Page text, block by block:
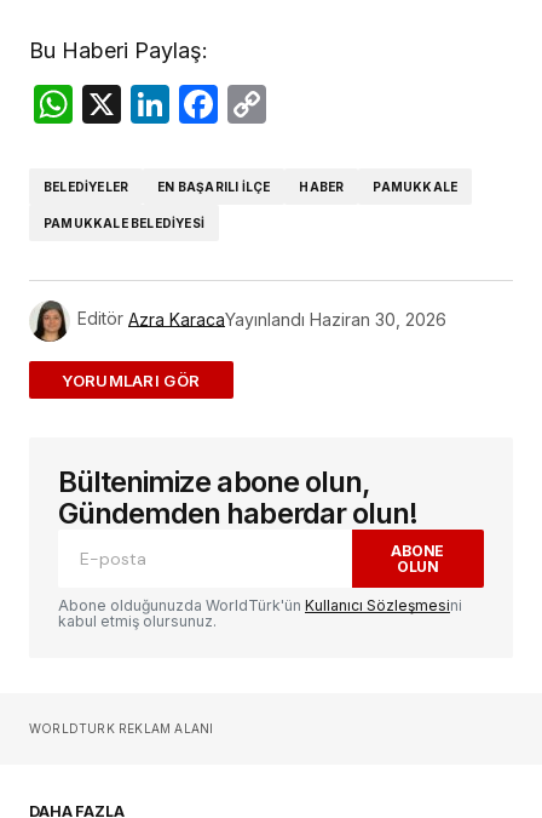
Bu Haberi Paylaş:
WhatsApp
X LinkedIn
Facebook
BELEDIYELER EN BAŞARILI ILÇE HABER PAMUKKALE
PAMUKKALE BELEDIYESI
Editör Azra KaracaYayınlandı Haziran 30, 2026
ADD A COMMENT
E-posta adresiniz yayınlanmayacak.
alanlar*ile işaretlenmişlerdir
Yorum
Sizin adınız*
Bültenimize abone olun,
Gündemden haberdar olun!
ABONE
OLUN
Abone olduğunuzda WorldTürk'ün Kullanıcı Sözleşmesini
kabul etmiş olursunuz.
WORLDTURK REKLAM ALANI
DAHA FAZLA